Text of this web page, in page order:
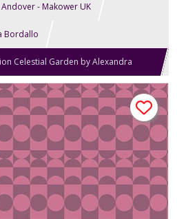
Andover - Makower UK
Bordallo
Celestial Garden by Alexandra